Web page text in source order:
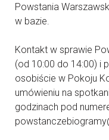
Powstania
w bazie.
Kontakt w sprawie
(od 10:00 do 14:00) i
osobiście w Pokoju
umówieniu na
godzinach pod